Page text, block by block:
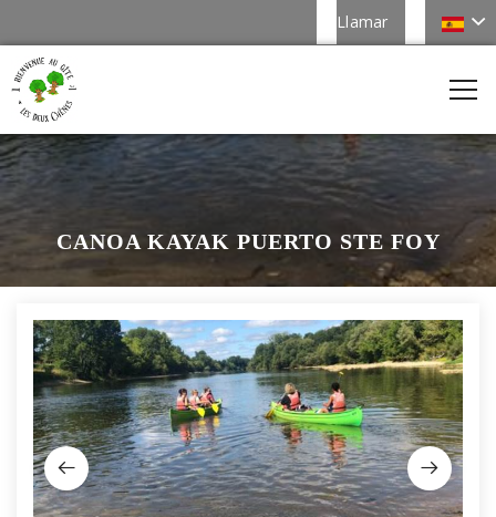
Llamar
CANOA KAYAK PUERTO STE FOY